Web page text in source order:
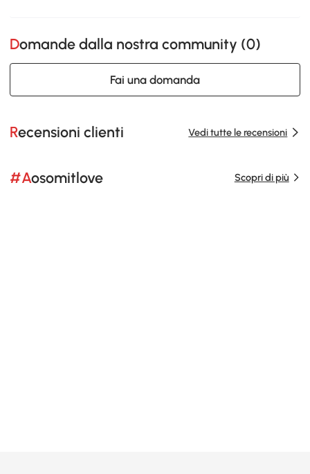
Domande dalla nostra community (0)
Fai una domanda
Recensioni clienti Vedi tutte le recensioni
#Aosomitlove Scopri di più